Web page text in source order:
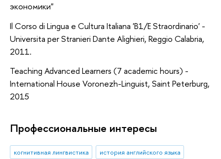
экономики"
Il Corso di Lingua e Cultura Italiana 'B1/E Straordinario' -
Universita per Stranieri Dante Alighieri, Reggio Calabria,
2011.
Teaching Advanced Learners (7 academic hours) -
International House Voronezh-Linguist, Saint Peterburg,
2015
Профессиональные интересы
когнитивная лингвистика
история английского языка